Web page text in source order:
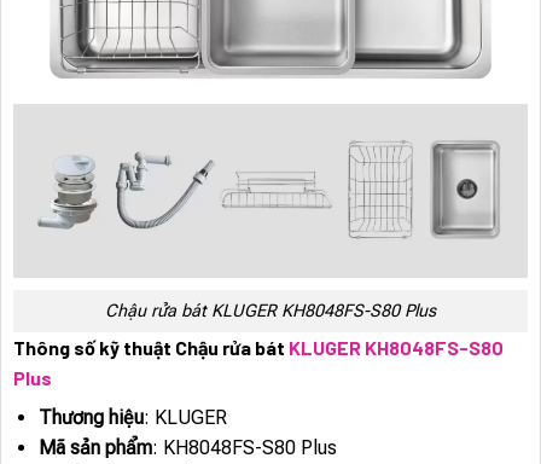
Chậu rửa bát KLUGER KH8048FS-S80 Plus
Thông số kỹ thuật Chậu rửa bát KLUGER KH8048FS-S80
Plus
Thương hiệu: KLUGER
Mã sản phẩm: KH8048FS-S80 Plus